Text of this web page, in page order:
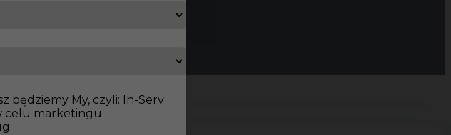
będziemy My, czyli: In-Serv
celu marketingu